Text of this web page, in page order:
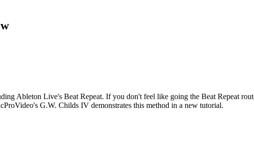
Ableton Live's Beat Repeat. If you don't feel like going the Beat Repeat
G.W. Childs IV demonstrates this method in a new tutorial.